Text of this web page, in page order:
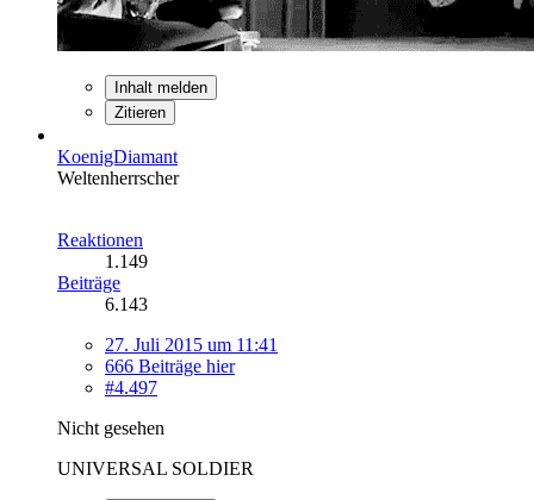
Inhalt melden
Zitieren
KoenigDiamant
Weltenherrscher
Reaktionen
1.149
Beiträge
6.143
27. Juli 2015 um 11:41
666 Beiträge hier
#4.497
Nicht gesehen
UNIVERSAL SOLDIER